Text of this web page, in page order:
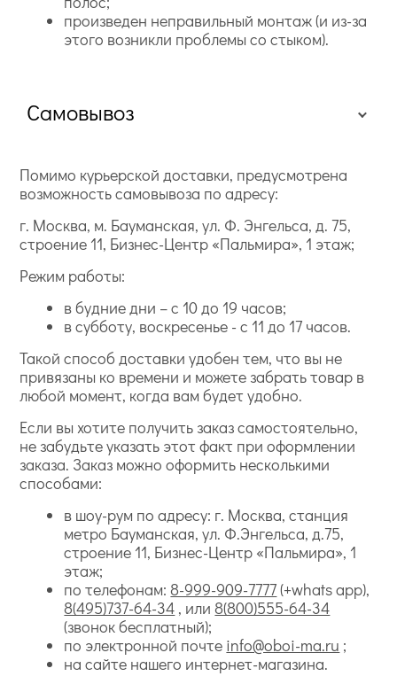
произведен неправильный монтаж (и из-за
этого возникли проблемы со стыком).
Самовывоз
Помимо курьерской доставки, предусмотрена
возможность самовывоза по адресу:
г. Москва, м. Бауманская, ул. Ф. Энгельса, д. 75,
строение 11, Бизнес-Центр «Пальмира», 1 этаж;
Режим работы:
в будние дни – с 10 до 19 часов;
в субботу, воскресенье - с 11 до 17 часов.
Такой способ доставки удобен тем, что вы не
привязаны ко времени и можете забрать товар в
любой момент, когда вам будет удобно.
Если вы хотите получить заказ самостоятельно,
не забудьте указать этот факт при оформлении
заказа. Заказ можно оформить несколькими
способами:
в шоу-рум по адресу: г. Москва, станция
метро Бауманская, ул. Ф.Энгельса, д.75,
строение 11, Бизнес-Центр «Пальмира», 1
этаж;
по телефонам: 8-999-909-7777(+whats app),
8(495)737-64-34 , или 8(800)555-64-34
(звонок бесплатный);
по электронной почте info@oboi-ma.ru ;
на сайте нашего интернет-магазина.